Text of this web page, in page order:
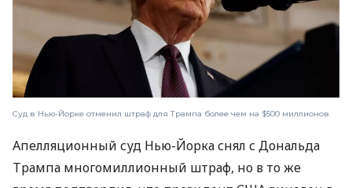
Суд в Нью-Йорке отменил штраф для Трампа более чем на $500 миллионов
Апелляционный суд Нью-Йорка снял с Дональда
Трампа многомиллионный штраф, но в то же